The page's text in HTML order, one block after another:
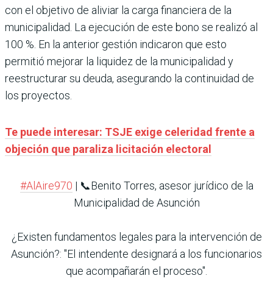
con el objetivo de aliviar la carga financiera de la
municipalidad. La ejecución de este bono se realizó al
100 %. En la anterior gestión indicaron que esto
permitió mejorar la liquidez de la municipalidad y
reestructurar su deuda, asegurando la continuidad de
los proyectos.
Te puede interesar: TSJE exige celeridad frente a
objeción que paraliza licitación electoral
#AlAire970 | 📞Benito Torres, asesor jurídico de la
Municipalidad de Asunción
¿Existen fundamentos legales para la intervención de
Asunción?: "El intendente designará a los funcionarios
que acompañarán el proceso".